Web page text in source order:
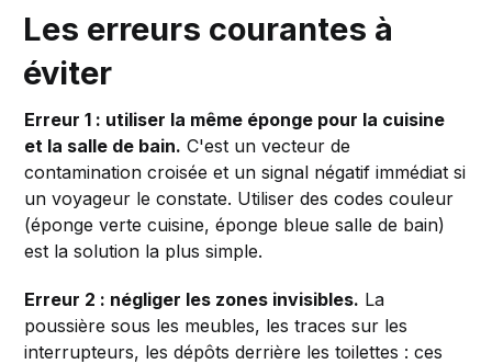
Les erreurs courantes à
éviter
Erreur 1 : utiliser la même éponge pour la cuisine
et la salle de bain. C'est un vecteur de
contamination croisée et un signal négatif immédiat si
un voyageur le constate. Utiliser des codes couleur
(éponge verte cuisine, éponge bleue salle de bain)
est la solution la plus simple.
Erreur 2 : négliger les zones invisibles. La
poussière sous les meubles, les traces sur les
interrupteurs, les dépôts derrière les toilettes : ces